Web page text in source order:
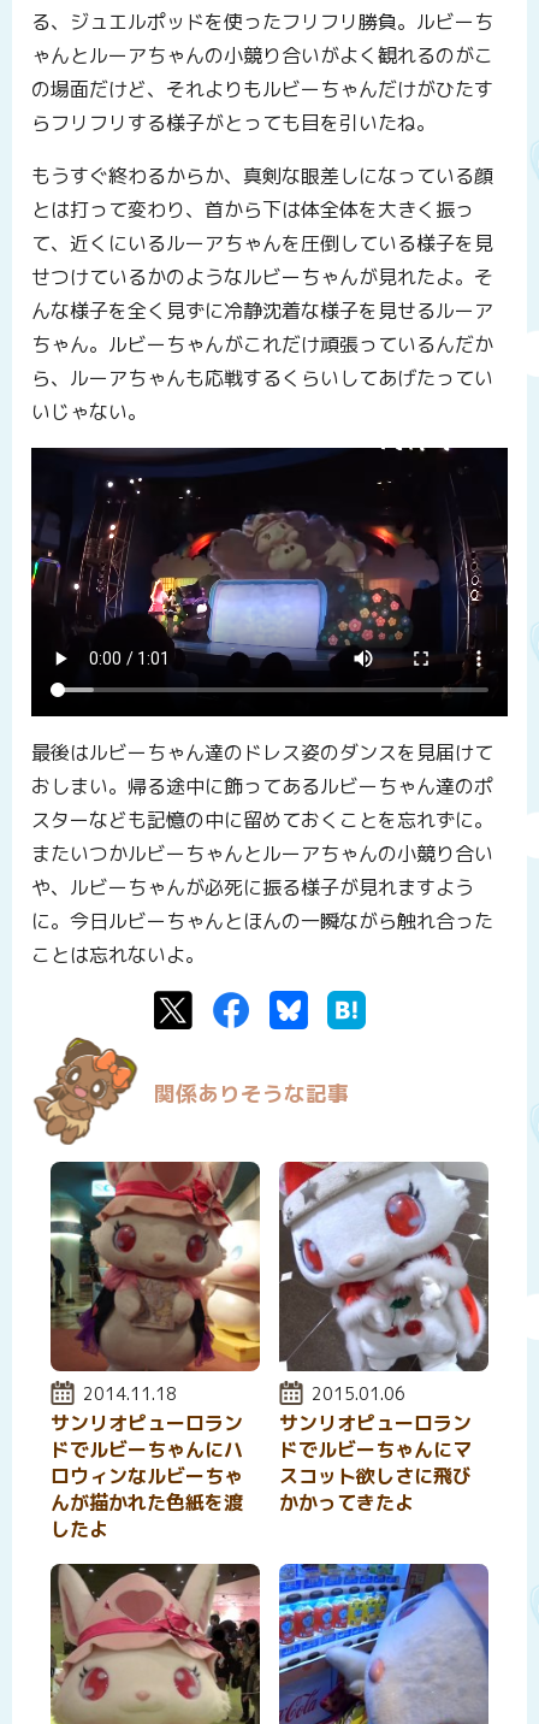
る、ジュエルポッドを使ったフリフリ勝負。ルビーち
ゃんとルーアちゃんの小競り合いがよく観れるのがこ
の場面だけど、それよりもルビーちゃんだけがひたす
らフリフリする様子がとっても目を引いたね。
もうすぐ終わるからか、真剣な眼差しになっている顔
とは打って変わり、首から下は体全体を大きく振っ
て、近くにいるルーアちゃんを圧倒している様子を見
せつけているかのようなルビーちゃんが見れたよ。そ
んな様子を全く見ずに冷静沈着な様子を見せるルーア
ちゃん。ルビーちゃんがこれだけ頑張っているんだか
ら、ルーアちゃんも応戦するくらいしてあげたってい
いじゃない。
最後はルビーちゃん達のドレス姿のダンスを見届けて
おしまい。帰る途中に飾ってあるルビーちゃん達のポ
スターなども記憶の中に留めておくことを忘れずに。
またいつかルビーちゃんとルーアちゃんの小競り合い
や、ルビーちゃんが必死に振る様子が見れますよう
に。今日ルビーちゃんとほんの一瞬ながら触れ合った
ことは忘れないよ。
TwitterFacebookBluesky
関係ありそうな記事
投稿日:
2014.11.18
サンリオピューロラン
ドでルビーちゃんにハ
ロウィンなルビーちゃ
んが描かれた色紙を渡
したよ
投稿日:
2015.01.06
サンリオピューロラン
ドでルビーちゃんにマ
スコット欲しさに飛び
かかってきたよ